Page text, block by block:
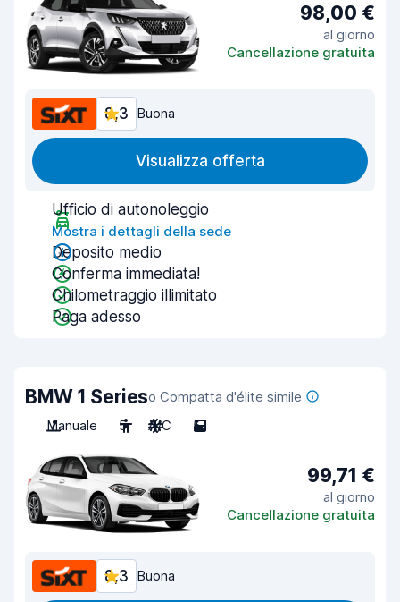
98,00 €
al giorno
Cancellazione gratuita
8,3 Buona
Visualizza offerta
Ufficio di autonoleggio
Mostra i dettagli della sede
Deposito medio
Conferma immediata!
Chilometraggio illimitato
Paga adesso
BMW 1 Serieso Compatta d'élite simile
Manuale
5 A/C 5
99,71 €
al giorno
Cancellazione gratuita
8,3 Buona